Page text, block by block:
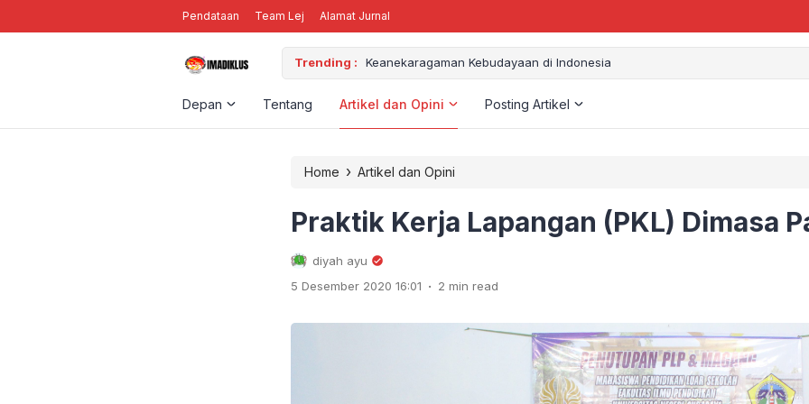
Pendataan Team Lej Alamat Jurnal
Trending : Keanekaragaman Kebudayaan di Indonesia
Depan Tentang Artikel dan Opini Posting Artikel
Home › Artikel dan Opini
Praktik Kerja Lapangan (PKL) Dimasa
diyah ayu
5 Desember 2020 16:01 . 2 min read